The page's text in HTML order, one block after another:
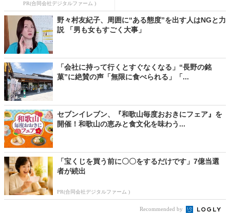
PR(合同会社デジタルファーム )
野々村友紀子、周囲に“ある態度”を出す人はNGと力
説 「男も女もすごく大事」
「会社に持って行くとすぐなくなる」“長野の銘
菓”に絶賛の声「無限に食べられる」「...
セブンイレブン、『和歌山毎度おおきにフェア』を
開催！和歌山の恵みと食文化を味わう...
「宝くじを買う前に〇〇をするだけです」7億当選
者が続出
PR(合同会社デジタルファーム )
Recommended by